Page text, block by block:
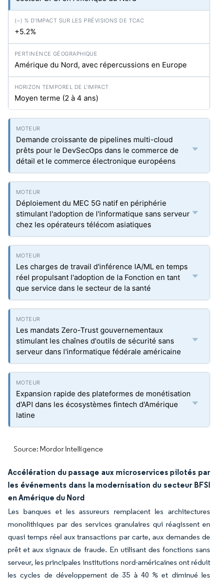
+5.2%
Amérique du Nord, avec répercussions en Europe
Moyen terme (2 à 4 ans)
Demande croissante de pipelines multi-cloud
prêts pour le DevSecOps dans le commerce de
détail et le commerce électronique européens
Déploiement du MEC 5G natif en périphérie
stimulant l'adoption de l'informatique sans serveur
chez les opérateurs télécom asiatiques
Les charges de travail d'inférence IA/ML en temps
réel propulsant l'adoption de la Fonction en tant
que service dans le secteur de la santé
Les mandats Zero-Trust gouvernementaux
stimulant les chaînes d'outils de sécurité sans
serveur dans l'informatique fédérale américaine
Expansion rapide des plateformes de monétisation
d'API dans les écosystèmes fintech d'Amérique
latine
Source: Mordor Intelligence
Accélération du passage aux microservices pilotés par
les événements dans la modernisation du secteur BFSI
en Amérique du Nord
Les banques et les assureurs remplacent les architectures
monolithiques par des services granulaires qui réagissent en
quasi temps réel aux transactions par carte, aux demandes de
prêt et aux signaux de fraude. En utilisant des fonctions sans
serveur, les principales institutions nord-américaines ont réduit
les cycles de développement de 35 à 40 % et diminué les